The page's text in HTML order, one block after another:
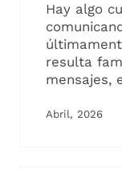
Hay algo
resulta
mensajes,
Abril, 2026